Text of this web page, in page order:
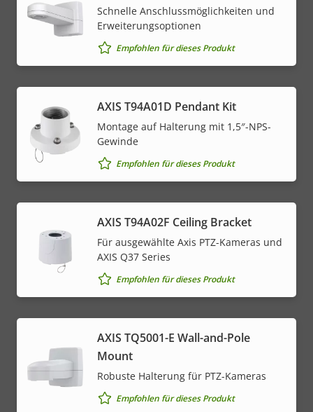
Schnelle Anschlussmöglichkeiten und
Erweiterungsoptionen
Empfohlen für dieses Produkt
AXIS T94A01D Pendant Kit
Montage auf Halterung mit 1,5″-NPS-
Gewinde
Empfohlen für dieses Produkt
AXIS T94A02F Ceiling Bracket
Für ausgewählte Axis PTZ-Kameras und
AXIS Q37 Series
Empfohlen für dieses Produkt
AXIS TQ5001-E Wall-and-Pole
Mount
Robuste Halterung für PTZ-Kameras
Empfohlen für dieses Produkt